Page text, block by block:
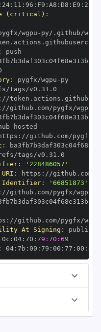
: 24: 11 : 96 : F9 : A8 : D8 : E9 : 28
(critical) :
wgpu -
: pygfx/wgpu -
:
: //github.com/pygfx/wgpu
-
: //github.com/pygfx/
:
:
'228486057'
: https :
Identifier:
'66851873'
: //github.com/pygfx/wgpu
: //github.com/pygfx/wgpu
At Signing :
0c : 04: 70 : 79:70:69
: 04: 7b : 00 : 79 : 00 : 77 : 00 : dd